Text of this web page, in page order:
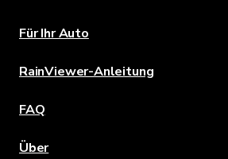
Für Ihr Auto
RainViewer-Anleitung
FAQ
Über